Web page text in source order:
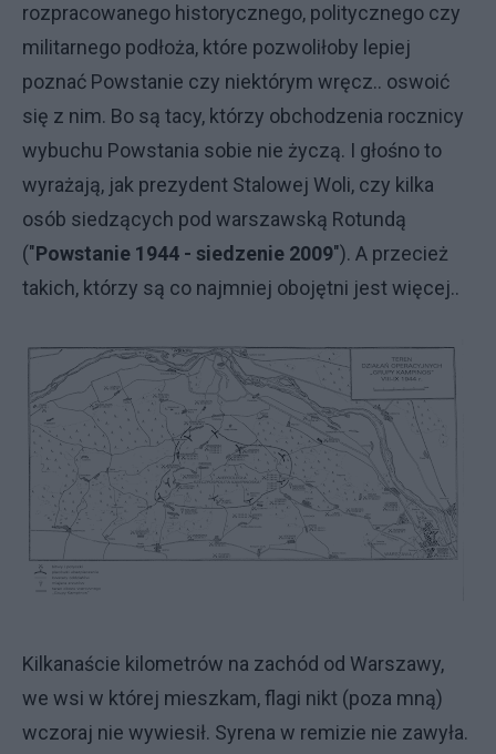
rozpracowanego historycznego, politycznego czy
militarnego podłoża, które pozwoliłoby lepiej
poznać Powstanie czy niektórym wręcz.. oswoić
się z nim. Bo są tacy, którzy obchodzenia rocznicy
wybuchu Powstania sobie nie życzą. I głośno to
wyrażają, jak prezydent Stalowej Woli, czy kilka
osób siedzących pod warszawską Rotundą
("Powstanie 1944 - siedzenie 2009"). A przecież
takich, którzy są co najmniej obojętni jest więcej..
Kilkanaście kilometrów na zachód od Warszawy,
we wsi w której mieszkam, flagi nikt (poza mną)
wczoraj nie wywiesił. Syrena w remizie nie zawyła.